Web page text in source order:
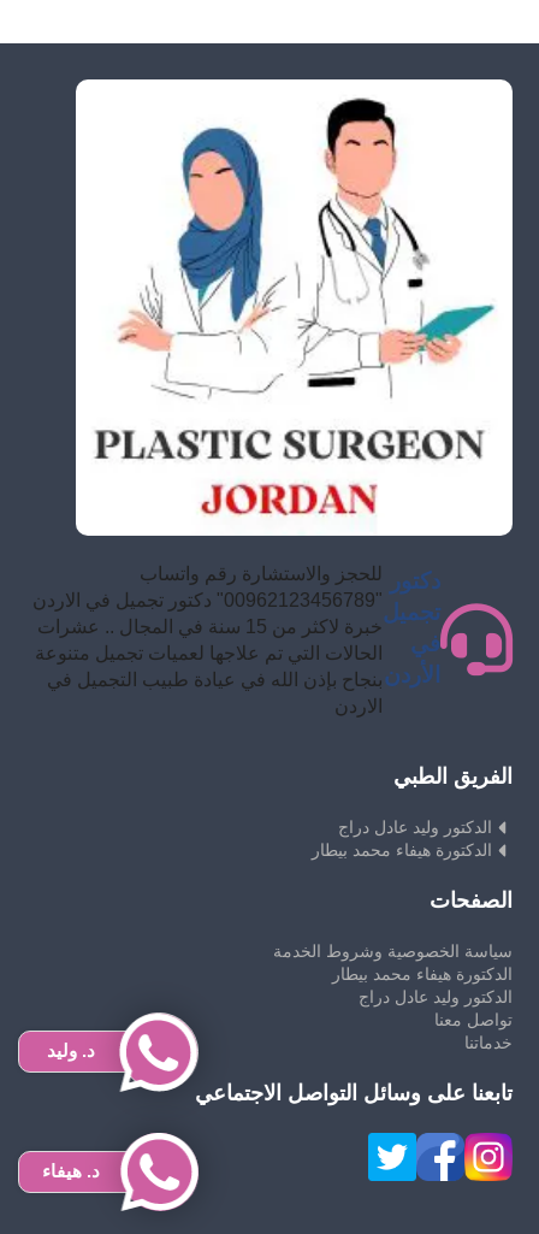
دكتور
تجميل
في
الأردن
للحجز والاستشارة رقم واتساب
"00962123456789" دكتور تجميل في الاردن
خبرة لاكثر من 15 سنة في المجال .. عشرات
الحالات التي تم علاجها لعميات تجميل متنوعة
بنجاح بإذن الله في عيادة طبيب التجميل في
الاردن
الفريق الطبي
الدكتور وليد عادل دراج
الدكتورة هيفاء محمد بيطار
الصفحات
سياسة الخصوصية وشروط الخدمة
الدكتورة هيفاء محمد بيطار
الدكتور وليد عادل دراج
تواصل معنا
خدماتنا
تابعنا على وسائل التواصل الاجتماعي
د. وليد
د. هيفاء